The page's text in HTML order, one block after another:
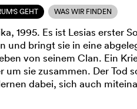
GEHT WAS WIR FINDEN
1995. Es ist Lesias erster
und bringt sie in eine
von seinem Clan. Ein
um sie zusammen. Der Tod
dabei, sich auch